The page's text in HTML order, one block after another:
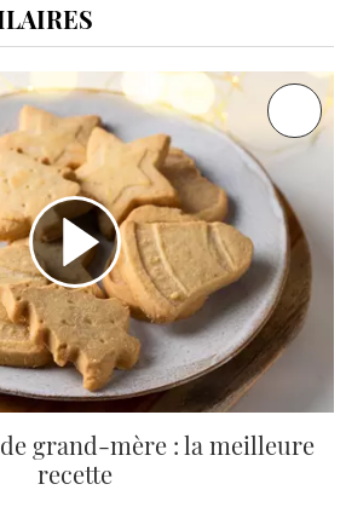
de grand-mère : la meilleure
recette